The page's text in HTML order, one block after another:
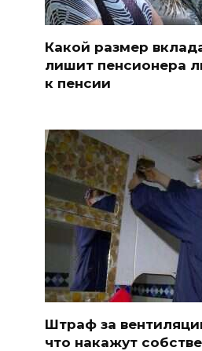
Какой размер
лишит пенсионера
к пенсии
Штраф за
что накажут